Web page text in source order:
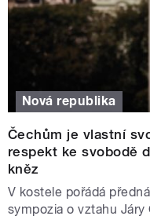
Nová republika
Čechům je vlastní
respekt ke svobodě
kněz
V kostele pořádá
sympozia o vztahu Járy